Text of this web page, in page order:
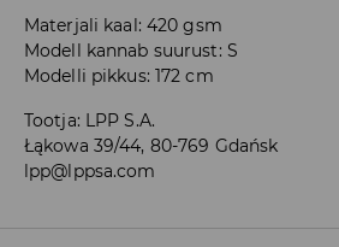
Materjali kaal: 420 gsm
Modell kannab suurust: S
Modelli pikkus: 172 cm
Tootja: LPP S.A.
Łąkowa 39/44, 80-769 Gdańsk
lpp@lppsa.com